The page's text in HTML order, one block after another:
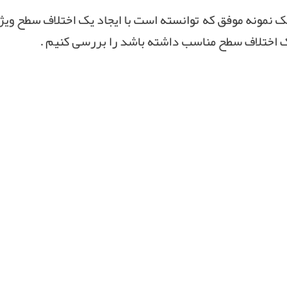
یک نمونه موفق که توانسته است با ایجاد یک اختلاف
اختلاف سطح مناسب داشته باشد را بررسی کنیم .